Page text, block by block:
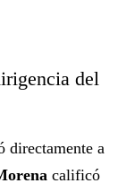
del
directamente a
calificó